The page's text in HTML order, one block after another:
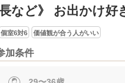
など》 お出かけ好
個室6対6 価値観が合う人がいい
加条件